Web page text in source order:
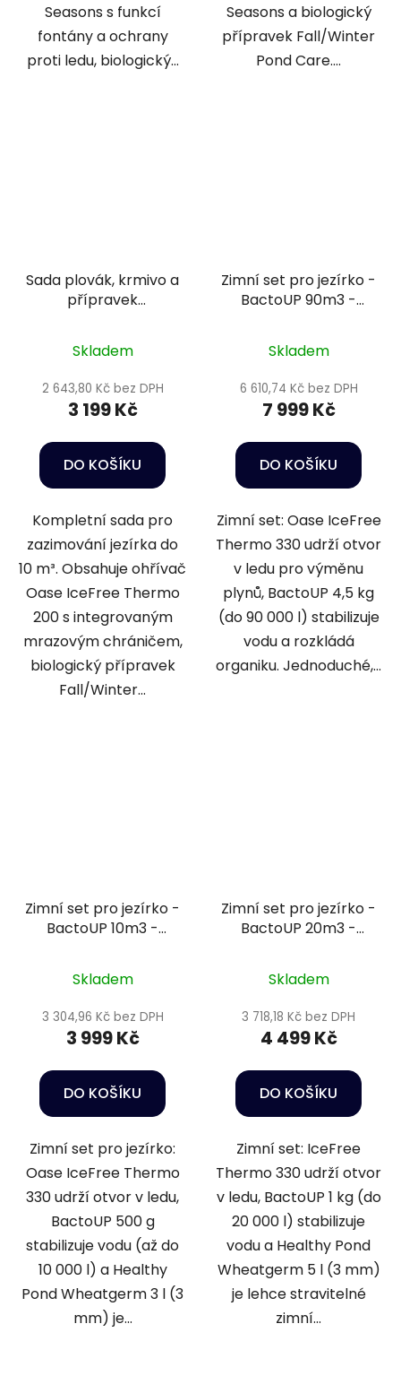
Seasons s funkcí
fontány a ochrany
proti ledu, biologický...
Seasons a biologický
přípravek Fall/Winter
Pond Care....
Sada plovák, krmivo a
přípravek
Skladem
2 643,80 Kč bez DPH
3 199 Kč
DO KOŠÍKU
Kompletní sada pro
zazimování jezírka do
10 m³. Obsahuje ohřívač
Oase IceFree Thermo
200 s integrovaným
mrazovým chráničem,
biologický přípravek
Fall/Winter...
Zimní set pro jezírko -
BactoUP 90m3 -
Skladem
6 610,74 Kč bez DPH
7 999 Kč
DO KOŠÍKU
Zimní set: Oase IceFree
Thermo 330 udrží otvor
v ledu pro výměnu
plynů, BactoUP 4,5 kg
(do 90 000 l) stabilizuje
vodu a rozkládá
organiku. Jednoduché,...
Zimní set pro jezírko -
BactoUP 10m3 -
Skladem
3 304,96 Kč bez DPH
3 999 Kč
DO KOŠÍKU
Zimní set pro jezírko:
Oase IceFree Thermo
330 udrží otvor v ledu,
BactoUP 500 g
stabilizuje vodu (až do
10 000 l) a Healthy
Pond Wheatgerm 3 l (3
mm) je...
Zimní set pro jezírko -
BactoUP 20m3 -
Skladem
3 718,18 Kč bez DPH
4 499 Kč
DO KOŠÍKU
Zimní set: IceFree
Thermo 330 udrží otvor
v ledu, BactoUP 1 kg (do
20 000 l) stabilizuje
vodu a Healthy Pond
Wheatgerm 5 l (3 mm)
je lehce stravitelné
zimní...